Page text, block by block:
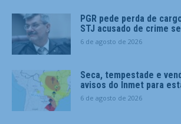
PGR pede perda de
STJ acusado de crime
6 de agosto de 2026
Seca, tempestade e
avisos do Inmet para
6 de agosto de 2026